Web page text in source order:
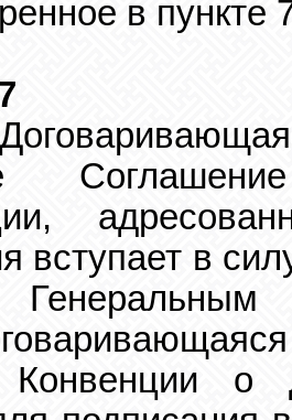
в пункте
Соглашение
вступает в
Генеральным
Конвенции о